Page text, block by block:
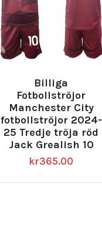
Billiga
Fotbollströjor
Manchester City
fotbollströjor 2024-
25 Tredje tröja röd
Jack Grealish 10
kr365.00